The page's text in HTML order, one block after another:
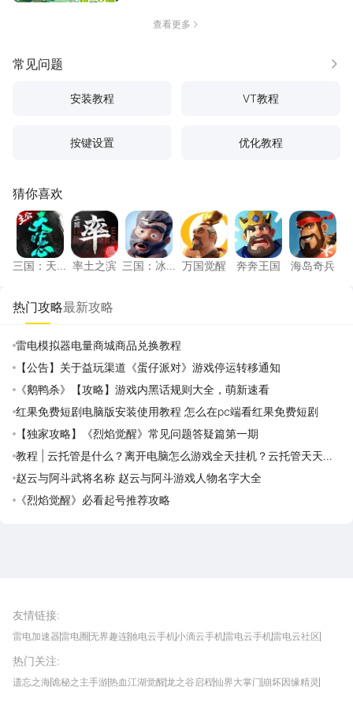
查看更多
常见问题 更多
安装教程 VT教程
按键设置 优化教程
猜你喜欢
三国：天下归心
三国：天
率土之滨
率土之滨
三国：冰河时代
三国：冰
万国觉醒
万国觉醒
奔奔王国
奔奔王国
海岛奇
海岛奇兵
热门攻略最新攻略
雷电模拟器电量商城商品兑换教程
【公告】关于益玩渠道《蛋仔派对》游戏停运转移通知
《鹅鸭杀》【攻略】游戏内黑话规则大全，萌新速看
红果免费短剧电脑版安装使用教程 怎么在pc端看红果免费短剧
【独家攻略】《烈焰觉醒》常见问题答疑篇第一期
教程 | 云托管是什么？离开电脑怎么游戏全天挂机？云托管天天免
费领取攻略
赵云与阿斗武将名称 赵云与阿斗游戏人物名字大全
《烈焰觉醒》必看起号推荐攻略
友情链接:
雷电加速器雷电圈无界趣连驰电云手机小滴云手机雷电云手机雷电云社区
我爱vr网华军软件园
热门关注:
遗忘之海诡秘之主手游热血江湖觉醒龙之谷启程仙界大掌门 崩坏因缘精灵